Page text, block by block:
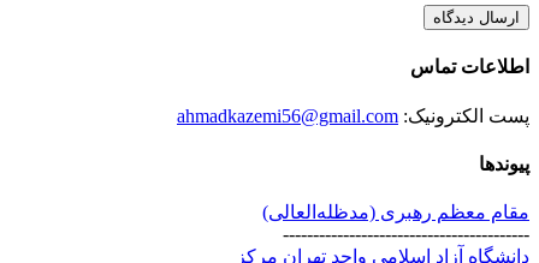
اطلاعات تماس
پست الکترونیک: ahmadkazemi56@gmail.com
پیوندها
مقام معظم رهبری (مد‌ظله‌العالی)
-----------------------------------------
دانشگاه آزاد اسلامی واحد تهران مرکز